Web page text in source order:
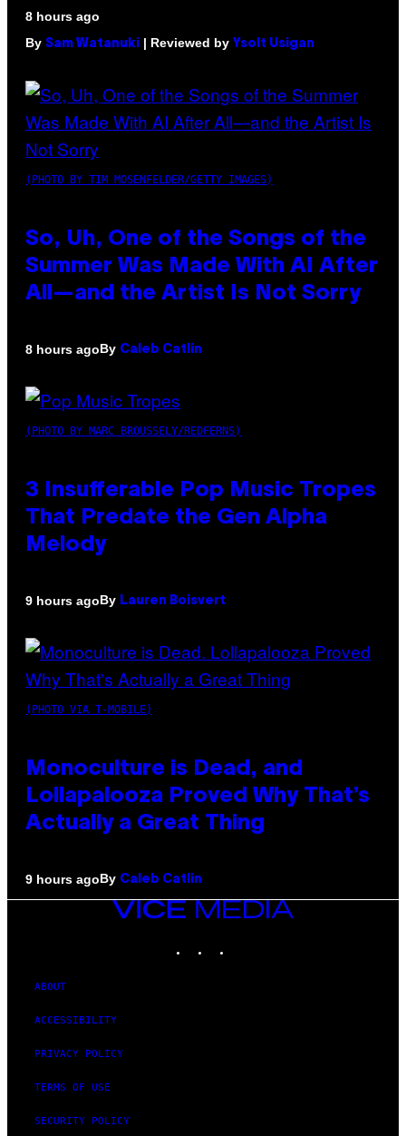
8 hours ago
By Sam Watanuki | Reviewed by Ysolt Usigan
(PHOTO BY TIM MOSENFELDER/GETTY IMAGES)
So, Uh, One of the Songs of the
Summer Was Made With AI After
All—and the Artist Is Not Sorry
8 hours agoBy Caleb Catlin
(PHOTO BY MARC BROUSSELY/REDFERNS)
3 Insufferable Pop Music Tropes
That Predate the Gen Alpha
Melody
9 hours agoBy Lauren Boisvert
(PHOTO VIA T-MOBILE)
Monoculture is Dead, and
Lollapalooza Proved Why That’s
Actually a Great Thing
9 hours agoBy Caleb Catlin
VICE
ABOUT
ACCESSIBILITY
PRIVACY POLICY
TERMS OF USE
SECURITY POLICY